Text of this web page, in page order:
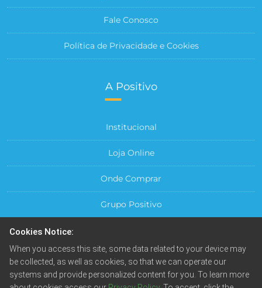
Fale Conosco
Política de Privacidade e Cookies
A Positivo
Institucional
Loja Online
Onde Comprar
Grupo Positivo
Central do Cliente
Cookies Notice:
When you access this site, some data related to your device may
be collected, as well as cookies, so that we can operate our
systems and provide personalized content for you. To learn more